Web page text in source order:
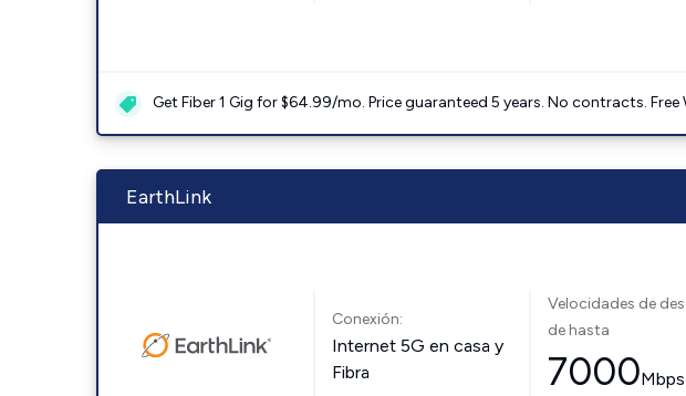
Get Fiber 1 Gig for $64.99/mo. Price guaranteed 5 years. No contracts.
EarthLink
Conexión:
Internet 5G en casa y
Fibra
Velocidades de
de hasta
7000Mbps